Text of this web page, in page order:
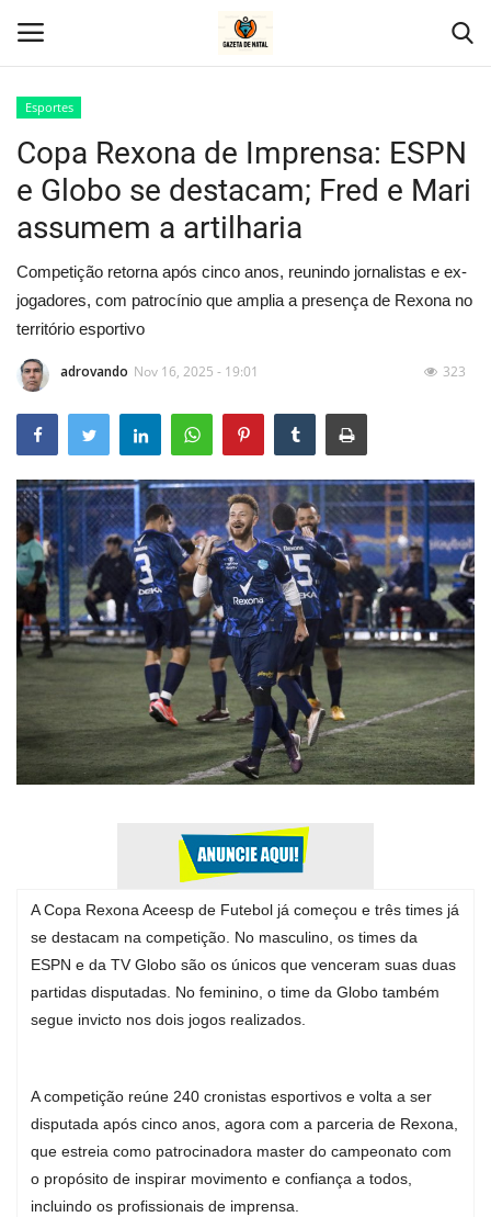
Home
Geral
Politica
Saúde
Entretenimento
Economia
Esportes
Expediente - Equipe de Jornalismo
Galeria
Geral
Esportes
Copa Rexona de Imprensa: ESPN
e Globo se destacam; Fred e Mari
assumem a artilharia
Competição retorna após cinco anos, reunindo jornalistas e ex-
jogadores, com patrocínio que amplia a presença de Rexona no
território esportivo
adrovando Nov 16, 2025 - 19:01 323
A Copa Rexona Aceesp de Futebol já começou e três times já
se destacam na competição. No masculino, os times da
ESPN e da TV Globo são os únicos que venceram suas duas
partidas disputadas. No feminino, o time da Globo também
segue invicto nos dois jogos realizados.
A competição reúne 240 cronistas esportivos e volta a ser
disputada após cinco anos, agora com a parceria de Rexona,
que estreia como patrocinadora master do campeonato com
o propósito de inspirar movimento e confiança a todos,
incluindo os profissionais de imprensa.